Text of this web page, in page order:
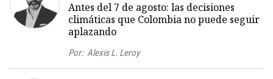
Antes del 7 de agosto: las decisiones
climáticas que Colombia no puede seguir
aplazando
Por: Alexis L. Leroy